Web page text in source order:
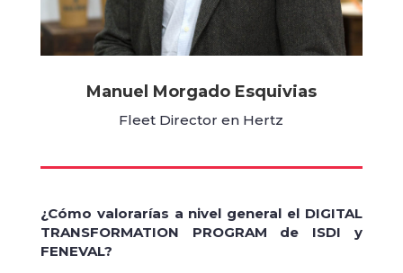
Manuel Morgado Esquivias
Fleet Director en Hertz
¿Cómo valorarías a nivel general el DIGITAL
TRANSFORMATION PROGRAM de ISDI y
FENEVAL?